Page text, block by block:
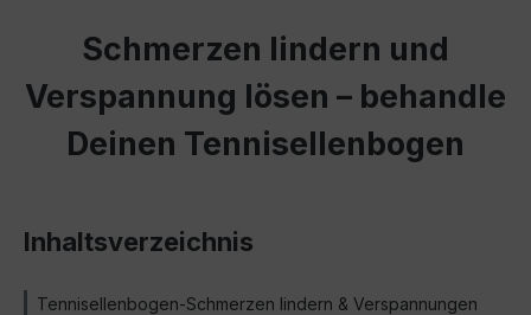
Schmerzen lindern und
Verspannung lösen – behandle
Deinen Tennisellenbogen
Inhaltsverzeichnis
Tennisellenbogen-Schmerzen lindern & Verspannungen